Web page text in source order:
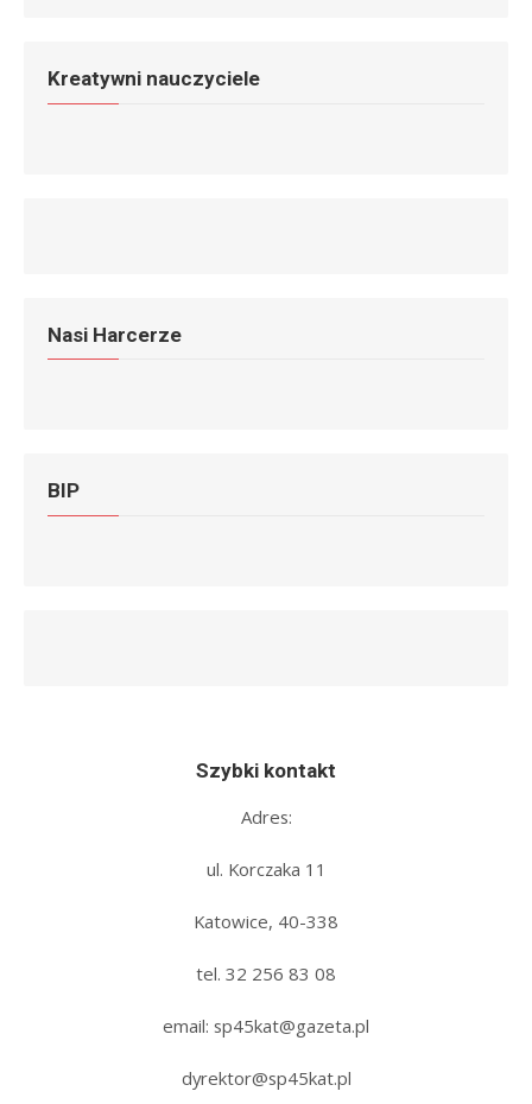
Kreatywni nauczyciele
Nasi Harcerze
BIP
Szybki kontakt
Adres:
ul. Korczaka 11
Katowice, 40-338
tel. 32 256 83 08‬
email: sp45kat@gazeta.pl
dyrektor@sp45kat.pl